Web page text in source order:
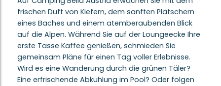
frischen Duft von Kiefern, dem sanften Plätschern
eines Baches und einem atemberaubenden Blick
auf die Alpen. Während Sie auf der Loungeecke Ihre
erste Tasse Kaffee genießen, schmieden Sie
gemeinsam Pläne für einen Tag voller Erlebnisse.
Wird es eine Wanderung durch die grünen Täler?
Eine erfrischende Abkühlung im Pool? Oder folgen